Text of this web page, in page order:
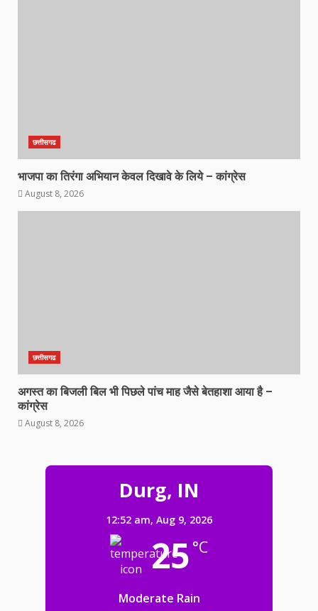
छत्तीसगढ
भाजपा का तिरंगा अभियान केवल दिखावे के लिये – कांग्रेस
August 8, 2026
छत्तीसगढ
अगस्त का बिजली बिल भी पिछले पांच माह जैसे बेतहाशा आया है –
कांग्रेस
August 8, 2026
Durg, IN
12:52 am, Aug 9, 2026
25 °C
Moderate Rain
अगस्त का बिजली बिल भी पिछले पांच माह
जैसे बेतहाशा आया है – कांग्रेस
August 8, 2026